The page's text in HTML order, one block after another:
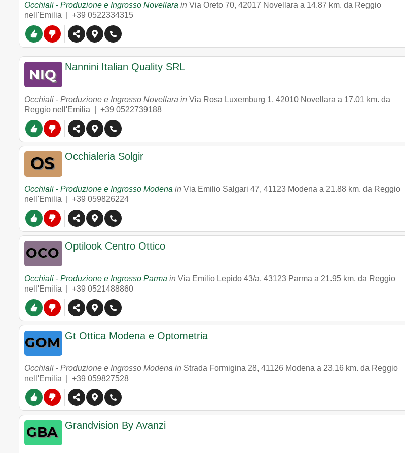
Occhiali - Produzione e Ingrosso Novellara in Via Oreto 70, 42017 Novellara a 14.87 km. da Reggio
nell'Emilia | +39 0522334315
Nannini Italian Quality SRL
Occhiali - Produzione e Ingrosso Novellara in Via Rosa Luxemburg 1, 42010 Novellara a 17.01 km. da
Reggio nell'Emilia | +39 0522739188
Occhialeria Solgir
Occhiali - Produzione e Ingrosso Modena in Via Emilio Salgari 47, 41123 Modena a 21.88 km. da Reggio
nell'Emilia | +39 059826224
Optilook Centro Ottico
Occhiali - Produzione e Ingrosso Parma in Via Emilio Lepido 43/a, 43123 Parma a 21.95 km. da Reggio
nell'Emilia | +39 0521488860
Gt Ottica Modena e Optometria
Occhiali - Produzione e Ingrosso Modena in Strada Formigina 28, 41126 Modena a 23.16 km. da Reggio
nell'Emilia | +39 059827528
Grandvision By Avanzi